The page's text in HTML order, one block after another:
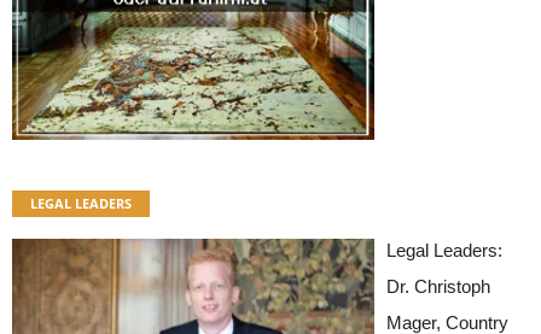
LEGAL LEADERS
Legal Leaders:
Dr. Christoph
Mager, Country